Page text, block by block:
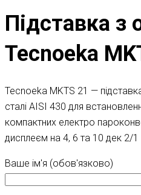
Підставка з
Tecnoeka
Tecnoeka MKTS 21 —
сталі AISI 430 для
компактних електро
дисплеєм на 4, 6 та 10 дек 2/1
Ваше ім'я (обов'язково)